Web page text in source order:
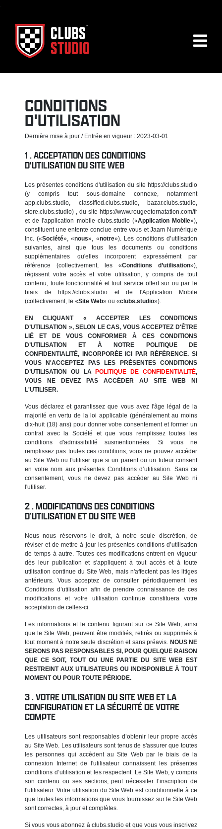
.
CONDITIONS
D'UTILISATION
Dernière mise à jour / Entrée en vigueur : 2023-03-01
ACCEPTATION DES CONDITIONS
D'UTILISATION DU SITE WEB
Les présentes conditions d'utilisation du site https://clubs.studio
(y compris tout sous-domaine connexe, notamment
app.clubs.studio, classified.clubs.studio, bazar.clubs.studio,
store.clubs.studio) , du site https://www.rougeetornatation.com/fr
et de l'application mobile clubs.studio («Application Mobile»),
constituent une entente conclue entre vous et Jaam Numérique
Inc. («Société», «nous», «notre»). Les conditions d’utilisation
suivantes, ainsi que tous les documents ou conditions
supplémentaires qu'elles incorporent expressément par
référence (collectivement, les «Conditions d’utilisation»),
régissent votre accès et votre utilisation, y compris de tout
contenu, toute fonctionnalité et tout service offert sur ou par le
biais de https://clubs.studio et de l'Application Mobile
(collectivement, le «Site Web» ou «clubs.studio»).
EN CLIQUANT « ACCEPTER LES CONDITIONS
D’UTILISATION », SELON LE CAS, VOUS ACCEPTEZ D'ÊTRE
LIÉ ET DE VOUS CONFORMER À CES CONDITIONS
D’UTILISATION ET À NOTRE POLITIQUE DE
CONFIDENTIALITÉ, INCORPORÉE ICI PAR RÉFÉRENCE. SI
VOUS N'ACCEPTEZ PAS LES PRÉSENTES CONDITIONS
D’UTILISATION OU LAPOLITIQUE DE CONFIDENTIALITÉ,
VOUS NE DEVEZ PAS ACCÉDER AU SITE WEB NI
L'UTILISER.
Vous déclarez et garantissez que vous avez l'âge légal de la
majorité en vertu de la loi applicable (généralement au moins
dix-huit (18) ans) pour donner votre consentement et former un
contrat avec la Société et que vous remplissez toutes les
conditions d'admissibilité susmentionnées. Si vous ne
remplissez pas toutes ces conditions, vous ne pouvez accéder
au Site Web ou l'utiliser que si un parent ou un tuteur consent
en votre nom aux présentes Conditions d’utilisation. Sans ce
consentement, vous ne devez pas accéder au Site Web ni
l'utiliser.
MODIFICATIONS DES CONDITIONS
D’UTILISATION ET DU SITE WEB
Nous nous réservons le droit, à notre seule discrétion, de
réviser et de mettre à jour les présentes conditions d’utilisation
de temps à autre. Toutes ces modifications entrent en vigueur
dès leur publication et s'appliquent à tout accès et à toute
utilisation continue du Site Web, mais n'affectent pas les litiges
antérieurs. Vous acceptez de consulter périodiquement les
Conditions d’utilisation afin de prendre connaissance de ces
modifications et votre utilisation continue constituera votre
acceptation de celles-ci.
Les informations et le contenu figurant sur ce Site Web, ainsi
que le Site Web, peuvent être modifiés, retirés ou supprimés à
tout moment à notre seule discrétion et sans préavis. NOUS NE
SERONS PAS RESPONSABLES SI, POUR QUELQUE RAISON
QUE CE SOIT, TOUT OU UNE PARTIE DU SITE WEB EST
RESTREINT AUX UTILISATEURS OU INDISPONIBLE À TOUT
MOMENT OU POUR TOUTE PÉRIODE.
VOTRE UTILISATION DU SITE WEB ET LA
CONFIGURATION ET LA SÉCURITÉ DE VOTRE
COMPTE
Les utilisateurs sont responsables d’obtenir leur propre accès
au Site Web. Les utilisateurs sont tenus de s'assurer que toutes
les personnes qui accèdent au Site Web par le biais de la
connexion Internet de l'utilisateur connaissent les présentes
conditions d’utilisation et les respectent. Le Site Web, y compris
son contenu ou ses sections, peut nécessiter l’inscription de
l'utilisateur. Votre utilisation du Site Web est conditionnelle à ce
que toutes les informations que vous fournissez sur le Site Web
sont correctes, à jour et complètes.
Si vous vous abonnez à clubs.studio et que vous vous inscrivez